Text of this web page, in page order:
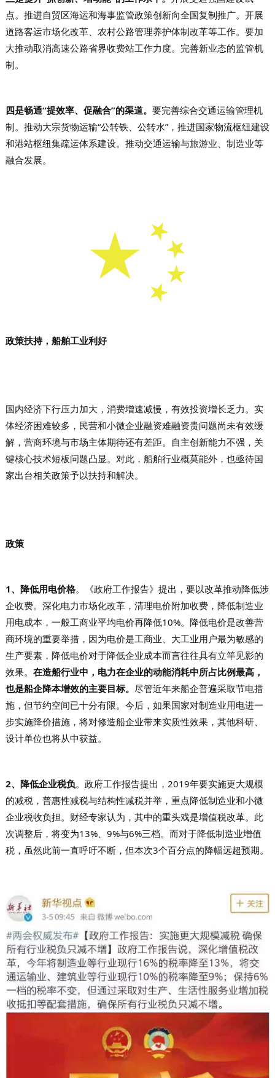
点。推进自贸区海运和海事监管政策创新向全国复制推广。开展
道路客运市场化改革、农村公路管理养护体制改革等工作。要加
大推动取消高速公路省界收费站工作力度。完善新业态的监管机
制。
四是畅通“提效率、促融合”的渠道。 要完善综合交通运输管理机
制。推动大宗货物运输“公转铁、公转水”，推进国家物流枢纽建设
和港站枢纽集疏运体系建设。推动交通运输与旅游业、制造业等
融合发展。
政策扶持，船舶工业利好
国内经济下行压力加大，消费增速减慢，有效投资增长乏力。实
体经济困难较多，民营和小微企业融资难融资贵问题尚未有效缓
解，营商环境与市场主体期待还有差距。自主创新能力不强，关
键核心技术短板问题凸显。对此，船舶行业概莫能外，也亟待国
家出台相关政策予以扶持和解决。
政策
1、降低用电价格。
《政府工作报告》提出，要以改革推动降低涉
企收费。深化电力市场化改革，清理电价附加收费，降低制造业
用电成本，一般工商业平均电价再降低10%。降低电价是改善营
商环境的重要举措，因为电价是工商业、大工业用户最为敏感的
生产要素，降低电价对于降低企业成本而言往往具有立竿见影的
效果。 在造船行业中，电力在企业的动能消耗中所占比例最高，
也是船企降本增效的主要目标。 尽管近年来船企普遍采取节电措
施，但节约空间已十分有限。今后，如果国家对制造业用电进一
步实施降价措施，将对修造船企业带来实质性效果，其他科研、
设计单位也将从中获益。
2、降低企业税负。 政府工作报告提出，2019年要实施更大规模
的减税，普惠性减税与结构性减税并举，重点降低制造业和小微
企业税收负担。财经专家认为，其中的重头戏是增值税改革。此
次调整后，将变为13%、9%与6%三档。而对于降低制造业增值
税，虽然此前一直呼吁不断，但本次3个百分点的降幅远超预期。